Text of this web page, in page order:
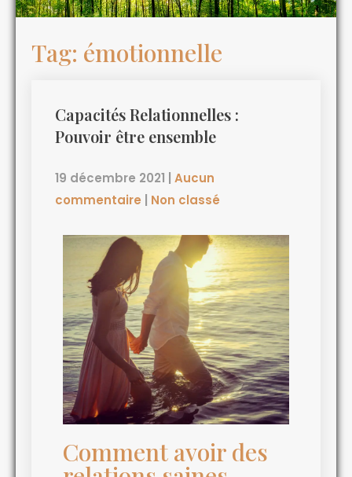
Tag: émotionnelle
Capacités Relationnelles :
Pouvoir être ensemble
19 décembre 2021
Aucun
commentaire
Non classé
Comment avoir des